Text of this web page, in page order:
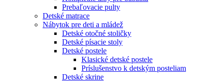
Prebaľovacie pulty
Detské matrace
Nábytok pre deti a mládež
Detské otočné stoličky
Detské písacie stoly
Detské postele
Klasické detské postele
Príslušenstvo k detským posteliam
Detské skrine